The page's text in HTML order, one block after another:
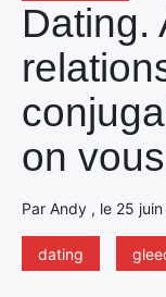
Dating.
on
Par Andy , le 25
dating